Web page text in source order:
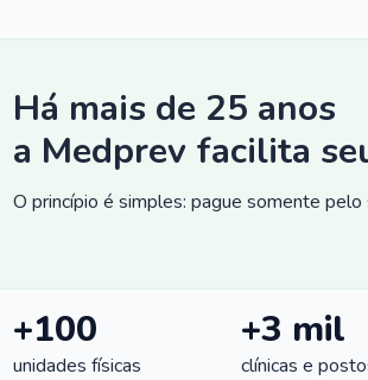
Há mais de 25 anos
a Medprev facilita
O princípio é simples: pague somente
+100
unidades físicas
+3 mil
clínicas e